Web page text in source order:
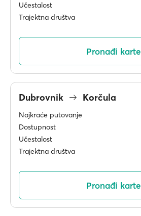
Učestalost
Trajektna društva
Pronađi karte
Dubrovnik Korčula
Najkraće putovanje
Dostupnost
Učestalost
Trajektna društva
Pronađi karte